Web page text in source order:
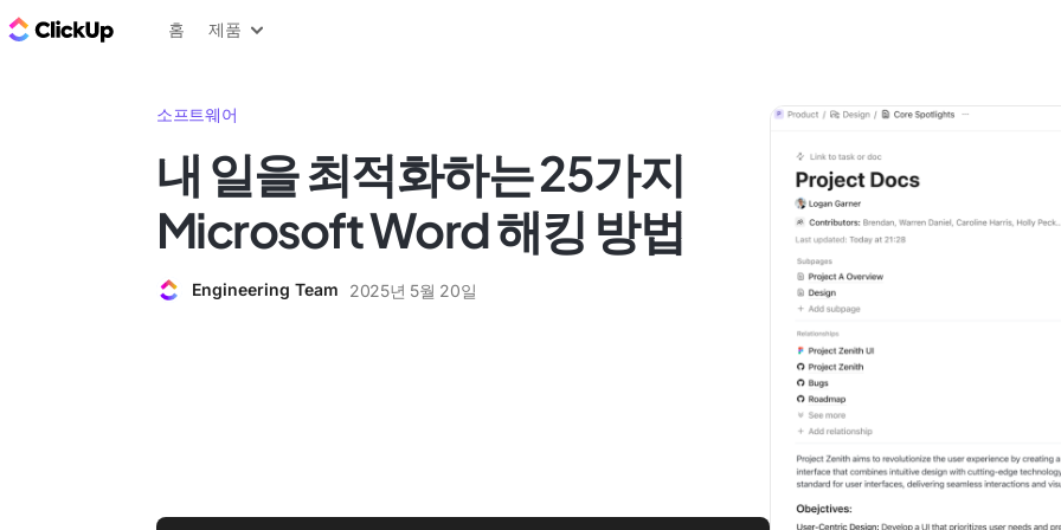
ClickUp 블로그
홈 제품
소프트웨어
내 일을 최적화하는 25가지
Microsoft Word 해킹 방법
Engineering Team 2025년 5월 20일